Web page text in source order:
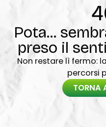
Pota...
preso il
Non restare lì fermo:
percorsi
TORNA